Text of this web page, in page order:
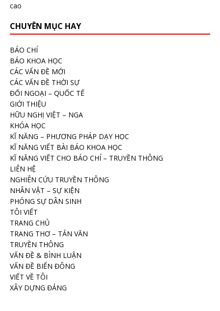
cao
CHUYÊN MỤC HAY
BÁO CHÍ
BÁO KHOA HỌC
CÁC VẤN ĐỀ MỚI
CÁC VẤN ĐỀ THỜI SỰ
ĐỐI NGOẠI – QUỐC TẾ
GIỚI THIỆU
HỮU NGHỊ VIỆT – NGA
KHÓA HỌC
KĨ NĂNG – PHƯƠNG PHÁP DẠY HỌC
KĨ NĂNG VIẾT BÀI BÁO KHOA HỌC
KĨ NĂNG VIẾT CHO BÁO CHÍ – TRUYỀN THÔNG
LIÊN HỆ
NGHIÊN CỨU TRUYỀN THÔNG
NHÂN VẬT – SỰ KIỆN
PHÓNG SỰ DÂN SINH
TÔI VIẾT
TRANG CHỦ
TRANG THƠ – TẢN VĂN
TRUYỀN THÔNG
VẤN ĐỀ & BÌNH LUẬN
VẤN ĐỀ BIỂN ĐÔNG
VIẾT VỀ TÔI
XÂY DỰNG ĐẢNG